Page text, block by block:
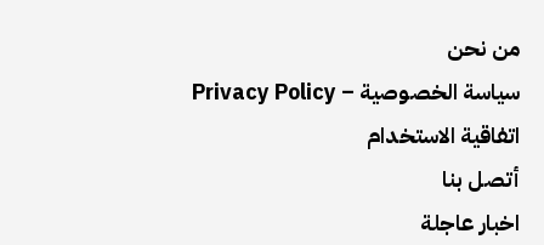
من نحن
سياسة الخصوصية – Privacy Policy
اتفاقية الاستخدام
أتصل بنا
اخبار عاجلة